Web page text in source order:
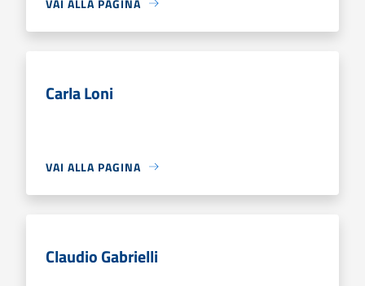
Carla Loni
VAI ALLA PAGINA
Claudio Gabrielli